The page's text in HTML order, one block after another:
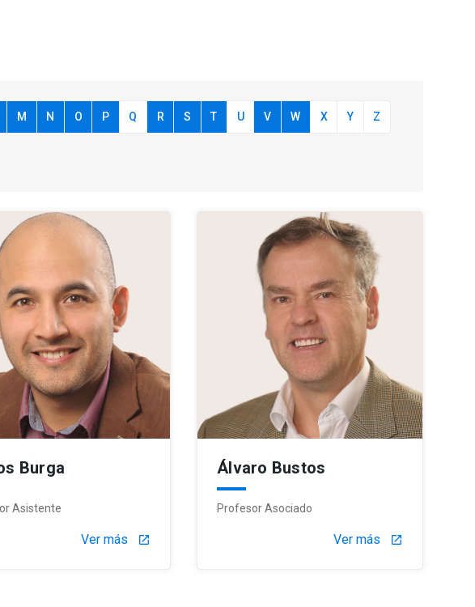
M N O P Q R S T U V W X Y Z
Burga
Asistente
Ver más launch
Álvaro Bustos
Profesor Asociado
Ver más launch